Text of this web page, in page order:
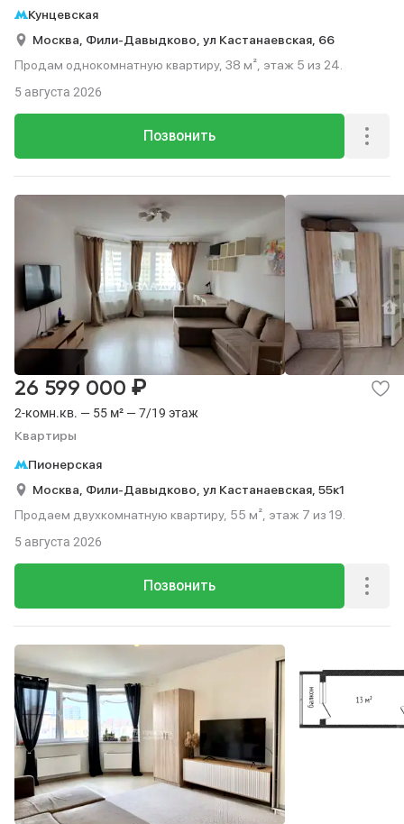
Кунцевская
Москва, Фили-Давыдково, ул Кастанаевская, 66
Продам однокомнатную квартиру, 38 м², этаж 5 из 24.
Позвонить
5 августа 2026
2-комн.кв. — 55 м² — 7/19 этаж
Квартиры
26 599 000 ₽
Пионерская
Москва, Фили-Давыдково, ул Кастанаевская, 55к1
Продаем двухкомнатную квартиру, 55 м², этаж 7 из 19.
Позвонить
5 августа 2026